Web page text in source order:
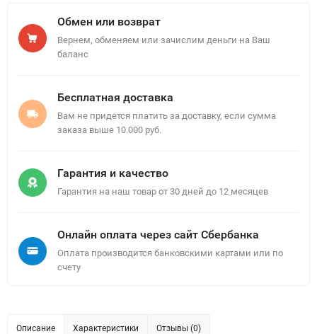
Обмен или возврат
Вернем, обменяем или зачислим деньги на Ваш
баланс
Бесплатная доставка
Вам не придется платить за доставку, если сумма
заказа выше 10.000 руб.
Гарантия и качество
Гарантия на наш товар от 30 дней до 12 месяцев
Онлайн оплата через сайт Сбербанка
Оплата производится банковскими картами или по
счету
Описание Характеристики Отзывы (0)